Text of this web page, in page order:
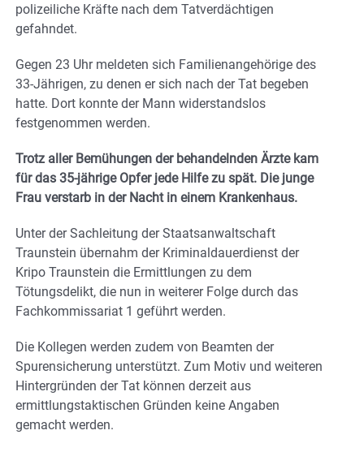
polizeiliche Kräfte nach dem Tatverdächtigen
gefahndet.
Gegen 23 Uhr meldeten sich Familienangehörige des
33-Jährigen, zu denen er sich nach der Tat begeben
hatte. Dort konnte der Mann widerstandslos
festgenommen werden.
Trotz aller Bemühungen der behandelnden Ärzte kam
für das 35-jährige Opfer jede Hilfe zu spät. Die junge
Frau verstarb in der Nacht in einem Krankenhaus.
Unter der Sachleitung der Staatsanwaltschaft
Traunstein übernahm der Kriminaldauerdienst der
Kripo Traunstein die Ermittlungen zu dem
Tötungsdelikt, die nun in weiterer Folge durch das
Fachkommissariat 1 geführt werden.
Die Kollegen werden zudem von Beamten der
Spurensicherung unterstützt. Zum Motiv und weiteren
Hintergründen der Tat können derzeit aus
ermittlungstaktischen Gründen keine Angaben
gemacht werden.